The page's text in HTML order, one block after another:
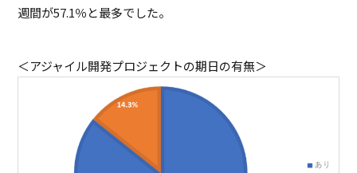
週間が57.1％と最多でした。
＜アジャイル開発プロジェクトの期日の有無＞